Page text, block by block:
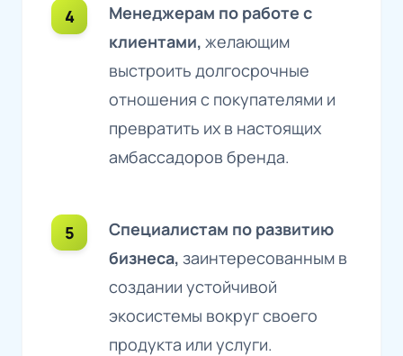
Менеджерам по работе с
клиентами, желающим
выстроить долгосрочные
отношения с покупателями и
превратить их в настоящих
амбассадоров бренда.
Специалистам по развитию
бизнеса, заинтересованным в
создании устойчивой
экосистемы вокруг своего
продукта или услуги.